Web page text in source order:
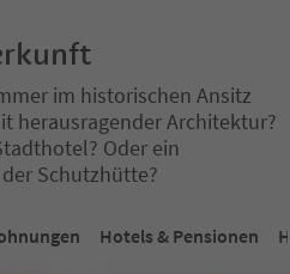
im historischen Ansitz
herausragender Architektur?
Oder ein
Schutzhütte?
Hotels & Pensionen